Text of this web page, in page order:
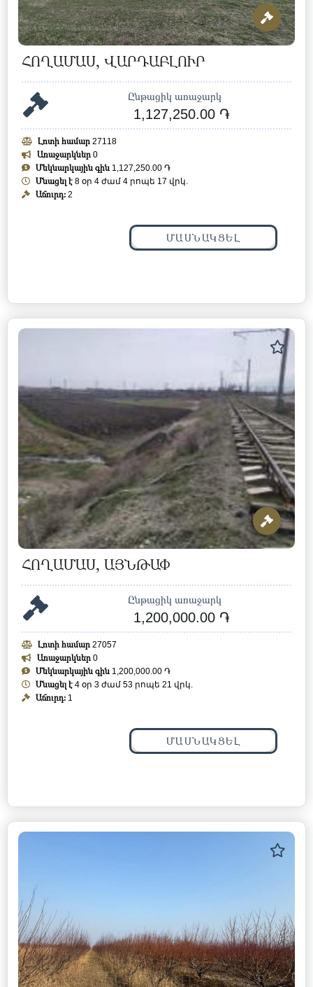
ՀՈՂԱՄԱՍ, ՎԱՐԴԱԲԼՈՒՐ
Ընթացիկ առաջարկ
1,127,250.00 ֏
Լոտի համար 27118
Առաջարկներ 0
Մեկնարկային գին 1,127,250.00 ֏
Մնացել է 8 օր 4 ժամ 4 րոպե 14 վրկ.
Աճուրդ: 2
ՄԱՍՆԱԿՑԵԼ
ՀՈՂԱՄԱՍ, ԱՅՆԹԱՓ
Ընթացիկ առաջարկ
1,200,000.00 ֏
Լոտի համար 27057
Առաջարկներ 0
Մեկնարկային գին 1,200,000.00 ֏
Մնացել է 4 օր 3 ժամ 53 րոպե 18 վրկ.
Աճուրդ: 1
ՄԱՍՆԱԿՑԵԼ